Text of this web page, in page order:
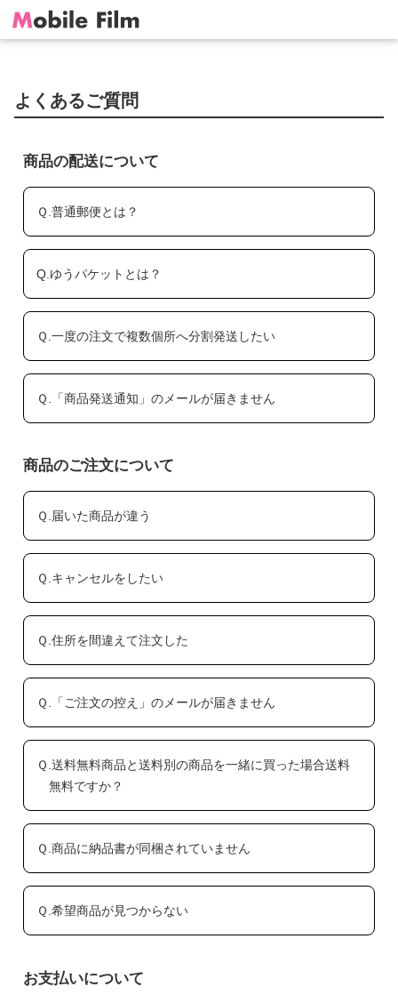
よくあるご質問
商品の配送について
Ｑ.普通郵便とは？
Q.ゆうパケットとは？
Ｑ.一度の注文で複数個所へ分割発送したい
Ｑ.「商品発送通知」のメールが届きません
商品のご注文について
Ｑ.届いた商品が違う
Ｑ.キャンセルをしたい
Ｑ.住所を間違えて注文した
Ｑ.「ご注文の控え」のメールが届きません
Ｑ.送料無料商品と送料別の商品を一緒に買った場合送料
無料ですか？
Ｑ.商品に納品書が同梱されていません
Ｑ.希望商品が見つからない
お支払いについて